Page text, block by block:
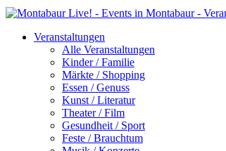
Veranstaltungen
Alle Veranstaltungen
Kinder / Familie
Märkte / Shopping
Essen / Genuss
Kunst / Literatur
Theater / Film
Gesundheit / Sport
Feste / Brauchtum